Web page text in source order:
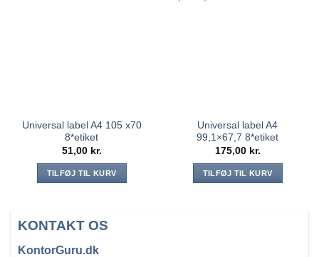
Universal label A4 105 x70
8*etiket
51,00 kr.
TILFØJ TIL KURV
Universal label A4
99,1×67,7 8*etiket
175,00 kr.
TILFØJ TIL KURV
KONTAKT OS
KontorGuru.dk